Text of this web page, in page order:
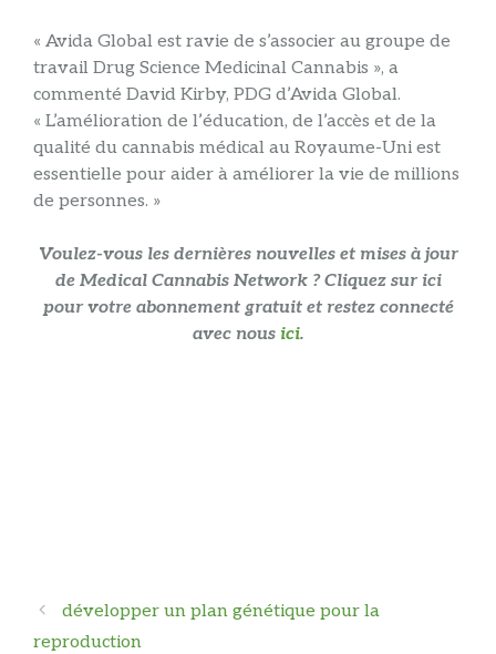
« Avida Global est ravie de s’associer au groupe de
travail Drug Science Medicinal Cannabis », a
commenté David Kirby, PDG d’Avida Global.
« L’amélioration de l’éducation, de l’accès et de la
qualité du cannabis médical au Royaume-Uni est
essentielle pour aider à améliorer la vie de millions
de personnes. »
Voulez-vous les dernières nouvelles et mises à jour
de Medical Cannabis Network ? Cliquez sur ici
pour votre abonnement gratuit et restez connecté
avec nous ici.
Navigation
des
développer un plan génétique pour la
reproduction